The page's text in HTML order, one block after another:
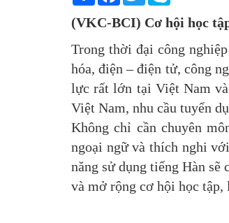
(VKC-BCI) Cơ hội học
Trong thời đại công
hóa, điện – điện tử, công
lực rất lớn tại Việt Nam và
Việt Nam, nhu cầu tuyển
Không chỉ cần chuyên
ngoại ngữ và thích nghi
năng sử dụng tiếng Hàn sẽ
và mở rộng cơ hội học